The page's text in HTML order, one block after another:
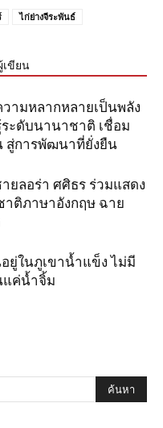
ไก่ย่างจีระพันธ์
เขียน
ามหลากหลายเป็นพลัง
ระดับนานาชาติ เชื่อม
สู่การพัฒนาที่ยั่งยืน
ยลอร่า ศศิธร ร่วมแสดง
าติภาษาอังกฤษ ฉาย
ยู่ในภูเขาน้ำแข็ง ไม่มี
แค่น้ำจิ้ม